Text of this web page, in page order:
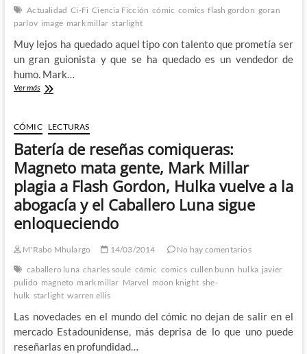
veinte
años
Millarworld
Actualidad Ci-Fi Ciencia Ficción cómic comics flash gordon goran
parlov image mark millar starlight
Muy lejos ha quedado aquel tipo con talento que prometía ser
un gran guionista y que se ha quedado es un vendedor de
humo. Mark…
Ver másEl
Mark
Millar
bien
haberse
titulado
“Old
Man
Flash
Gordon”
CÓMIC LECTURAS
Batería de reseñas comiqueras:
Magneto mata gente, Mark Millar
plagia a Flash Gordon, Hulka vuelve a la
abogacía y el Caballero Luna sigue
enloqueciendo
M'Rabo Mhulargo 14/03/2014
No hay comentarios
caballero luna charles soule cómic comics cullen bunn hulka javier
pulido magneto mark millar Marvel moon knight she-
hulk starlight warren ellis
Las novedades en el mundo del cómic no dejan de salir en el
mercado Estadounidense, más deprisa de lo que uno puede
reseñarlas en profundidad…